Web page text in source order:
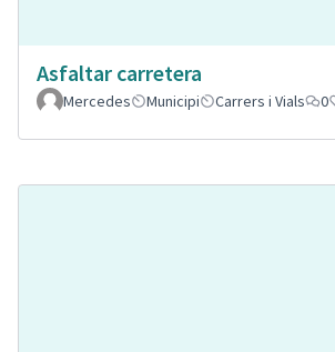
Asfaltar carretera
Mercedes
Municipi Carrers i Vials 0